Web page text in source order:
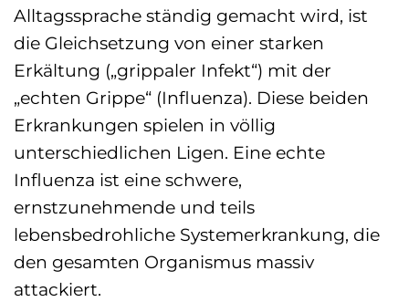
Alltagssprache ständig gemacht wird, ist
die Gleichsetzung von einer starken
Erkältung („grippaler Infekt“) mit der
„echten Grippe“ (Influenza). Diese beiden
Erkrankungen spielen in völlig
unterschiedlichen Ligen. Eine echte
Influenza ist eine schwere,
ernstzunehmende und teils
lebensbedrohliche Systemerkrankung, die
den gesamten Organismus massiv
attackiert.